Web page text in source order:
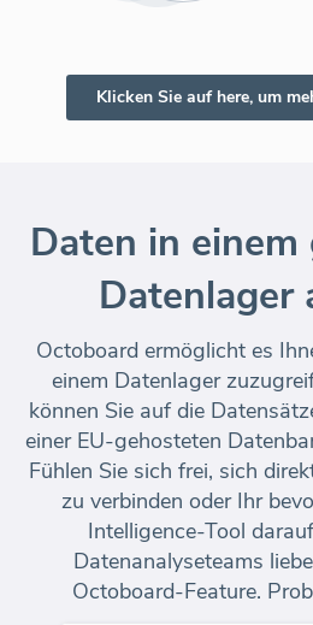
Klicken Sie auf here, um
Daten in
Datenlager
Octoboard ermöglicht es
einem Datenlager
können Sie auf die
einer EU-gehosteten
Fühlen Sie sich frei, sich
zu verbinden oder Ihr
Intelligence-Tool
Datenanalyseteams
Octoboard-Feature.